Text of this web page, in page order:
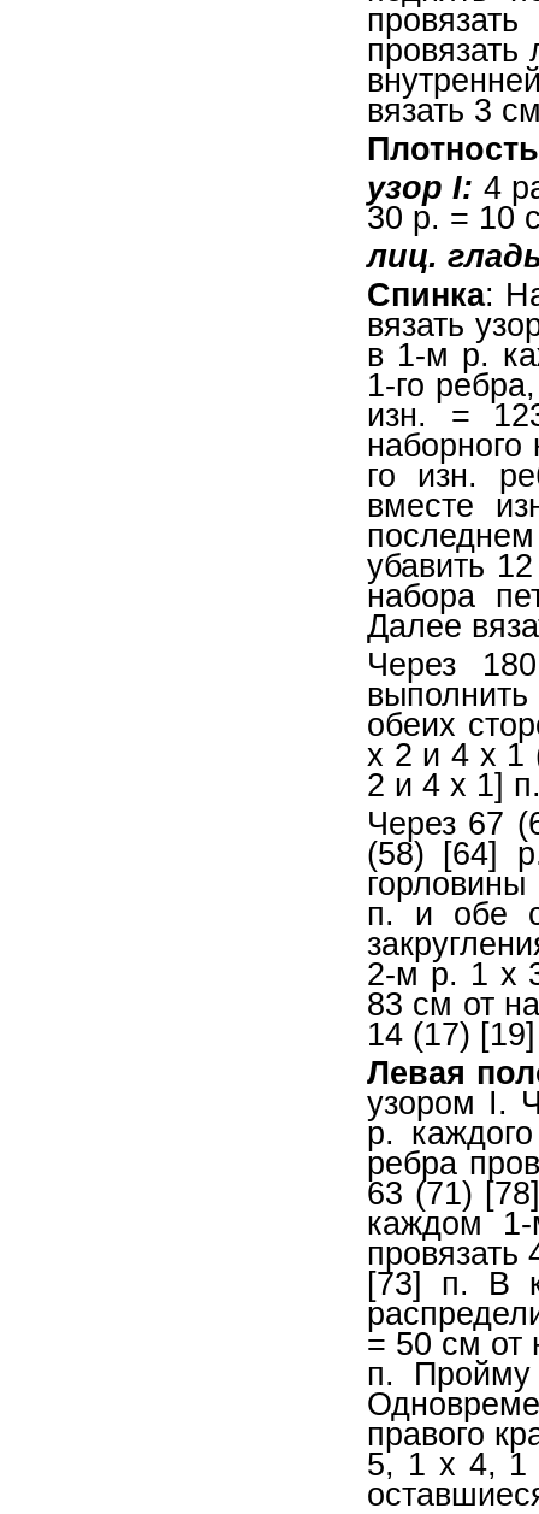
вязать 3
узор I: 4
30 р. = 10
лиц.
Спинка:
вязать
в 1-м р.
1-го
изн. =
го изн.
вместе
убавить
набора
Далее
Через
обеих
x 2 и 4 x 1
2 и 4 x 1]
Через 67
(58) [64]
п. и обе
2-м р. 1 х
83 см от
14 (17)
Левая
узором I.
р.
ребра
63 (71)
каждом
[73] п. В
= 50 см от
п. Пройму
правого
5, 1 x 4, 1